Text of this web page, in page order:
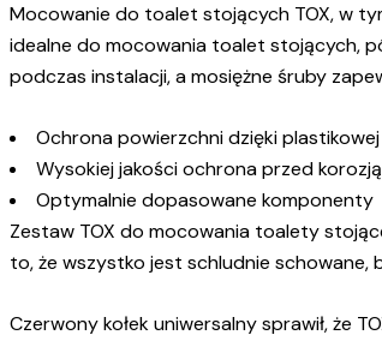
Mocowanie do toalet stojących TOX, w
idealne do mocowania toalet stojących,
podczas instalacji, a mosiężne śruby
Ochrona powierzchni dzięki
Wysokiej jakości ochrona przed
Optymalnie dopasowane komponenty
Zestaw TOX do mocowania toalety
to, że wszystko jest schludnie
Czerwony kołek uniwersalny sprawił, że